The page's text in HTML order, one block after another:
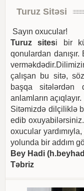
Turuz Sitəsi
Sayın oxucular!
Turuz sitesi bir
qonulardan
çalışan bu sitə,
başqa sitələrdən
anlamların açıqlayır.
Sitəmizdə dilçiliklə
edib
oxucular
yolunda bir addım
Bey Hadi (
Təbriz